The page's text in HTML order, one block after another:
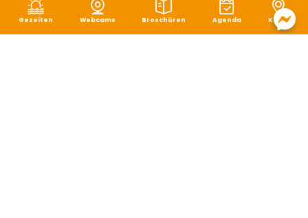
Gezeiten Webcams Broschüren Agenda Karte